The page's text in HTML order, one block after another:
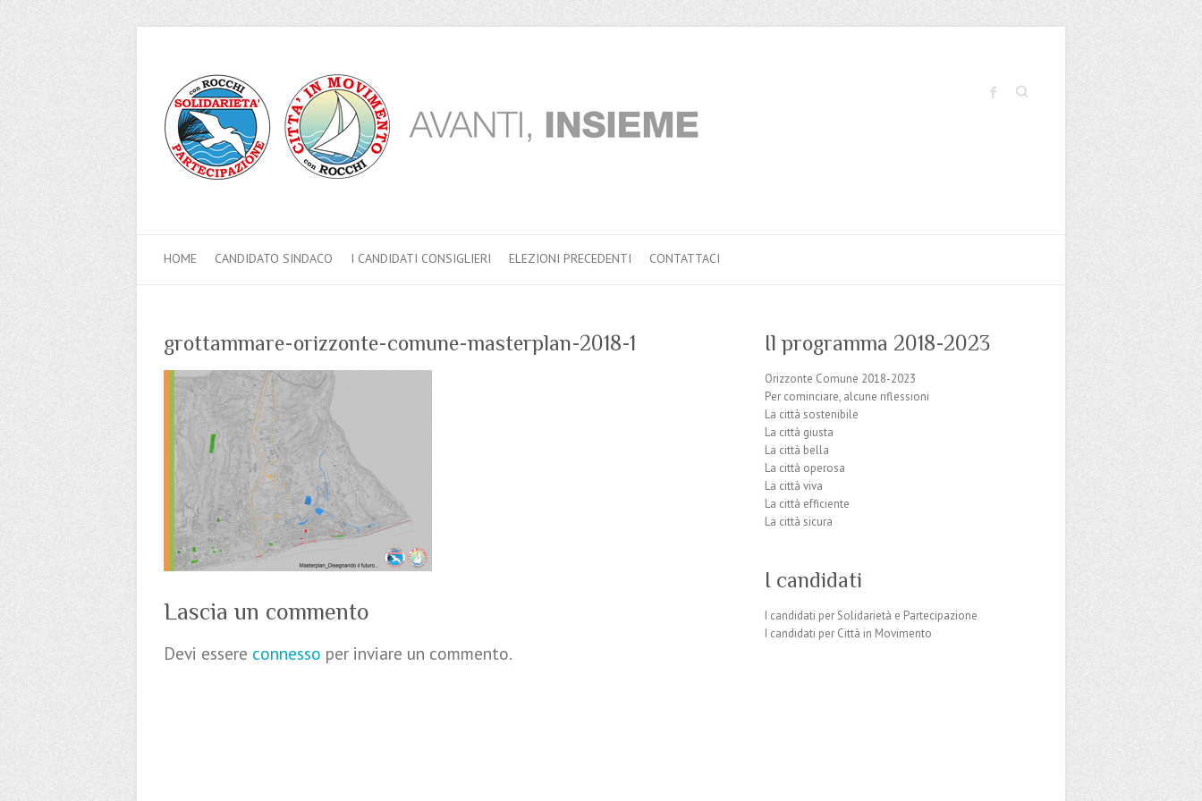
Cerca
HOME CANDIDATO SINDACO I CANDIDATI CONSIGLIERI ELEZIONI PRECEDENTI CONTATTACI
grottammare-orizzonte-comune-masterplan-2018-1
Lascia un commento
Devi essere connesso per inviare un commento.
Il programma 2018-2023
Orizzonte Comune 2018-2023
Per cominciare, alcune riflessioni
La città sostenibile
La città giusta
La città bella
La città operosa
La città viva
La città efficiente
La città sicura
I candidati
I candidati per Solidarietà e Partecipazione
I candidati per Città in Movimento